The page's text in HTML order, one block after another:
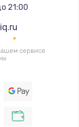
21:00
сервисе